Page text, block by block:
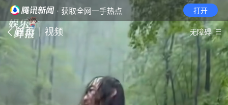
· 获取全网一手热点 打开
首页 视频 无障碍